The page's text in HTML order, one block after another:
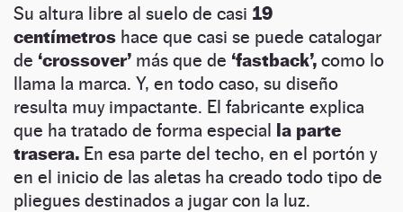
Su altura libre al suelo de casi 19
centímetros hace que casi se puede catalogar
de ‘crossover’ más que de ‘fastback’, como lo
llama la marca. Y, en todo caso, su diseño
resulta muy impactante. El fabricante explica
que ha tratado de forma especial la parte
trasera. En esa parte del techo, en el portón y
en el inicio de las aletas ha creado todo tipo de
pliegues destinados a jugar con la luz.